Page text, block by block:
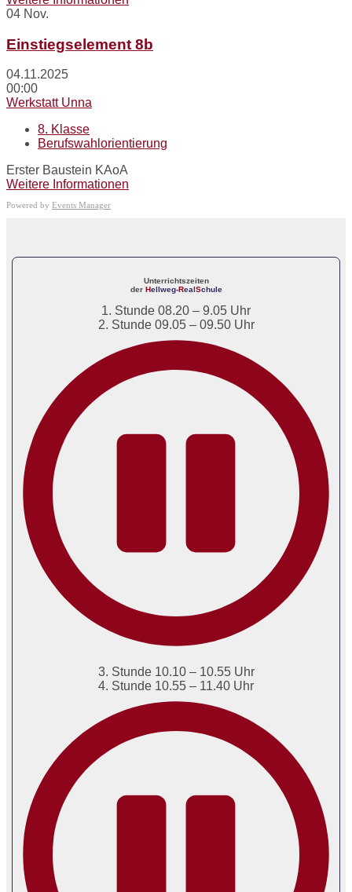
04 Nov.
Einstiegselement 8b
04.11.2025
00:00
Werkstatt Unna
8. Klasse
Berufswahlorientierung
Erster Baustein KAoA
Weitere Informationen
Powered by Events Manager
Unterrichtszeiten
der Hellweg-RealSchule
1. Stunde 08.20 – 9.05 Uhr
2. Stunde 09.05 – 09.50 Uhr
3. Stunde 10.10 – 10.55 Uhr
4. Stunde 10.55 – 11.40 Uhr